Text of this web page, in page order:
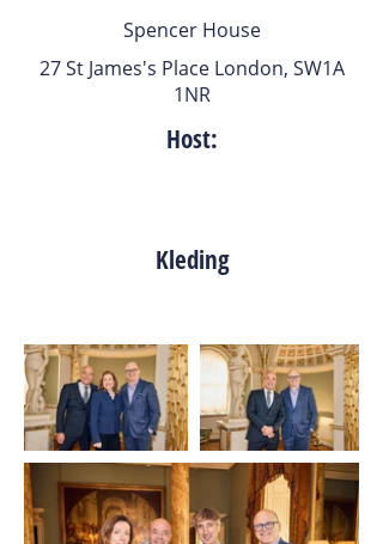
Spencer House
27 St James's Place London, SW1A
1NR
Host:
Kleding